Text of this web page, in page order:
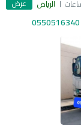
الرياض عرض